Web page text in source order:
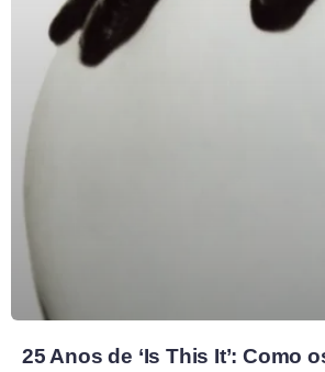
25 Anos de ‘Is This It’: Como